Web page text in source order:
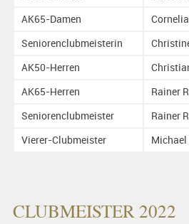
AK65-Damen
Seniorenclubmeisterin
AK50-Herren
AK65-Herren
Rainer
Seniorenclubmeister
Rainer
Vierer-Clubmeister
CLUBMEISTER 2022